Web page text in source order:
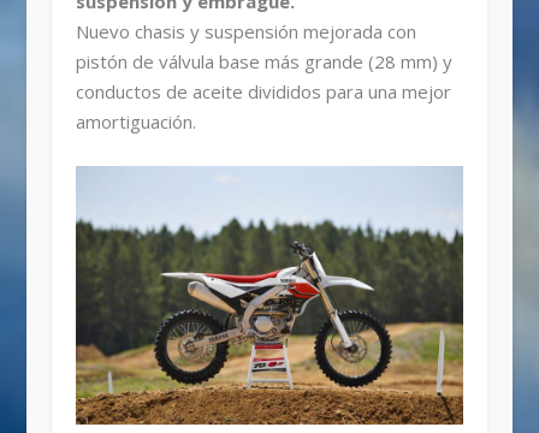
Nuevo chasis y suspensión mejorada con
pistón de válvula base más grande (28 mm) y
conductos de aceite divididos para una mejor
amortiguación.